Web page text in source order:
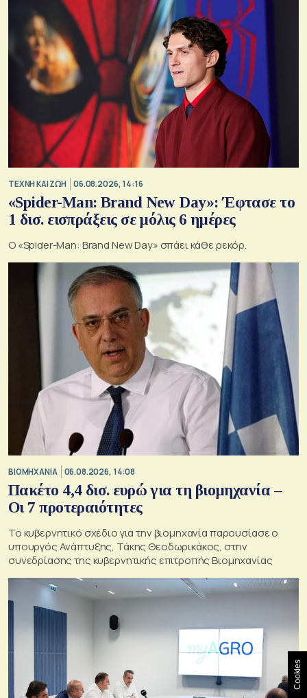
TΕΧΝΗ ΚΑΙ ΖΩΗ 06.08.2026, 14:16
«Spider-Man: Brand New Day»: Έφτασε το
1 δισ. εισπράξεις σε μόλις 6 ημέρες
Ο «Spider-Man: Brand New Day» σπάει κάθε ρεκόρ.
ΒΙΟΜΗΧΑΝΙΑ 06.08.2026, 14:08
Πακέτο 4,4 δισ. ευρώ για τη βιομηχανία –
Οι 7 προτεραιότητες
Το κυβερνητικό σχέδιο για την βιομηχανία παρουσίασε ο
υπουργός Ανάπτυξης, Τάκης Θεοδωρικάκος, στην
συνεδρίασης της κυβερνητικής επιτροπής Βιομηχανίας
Cookies